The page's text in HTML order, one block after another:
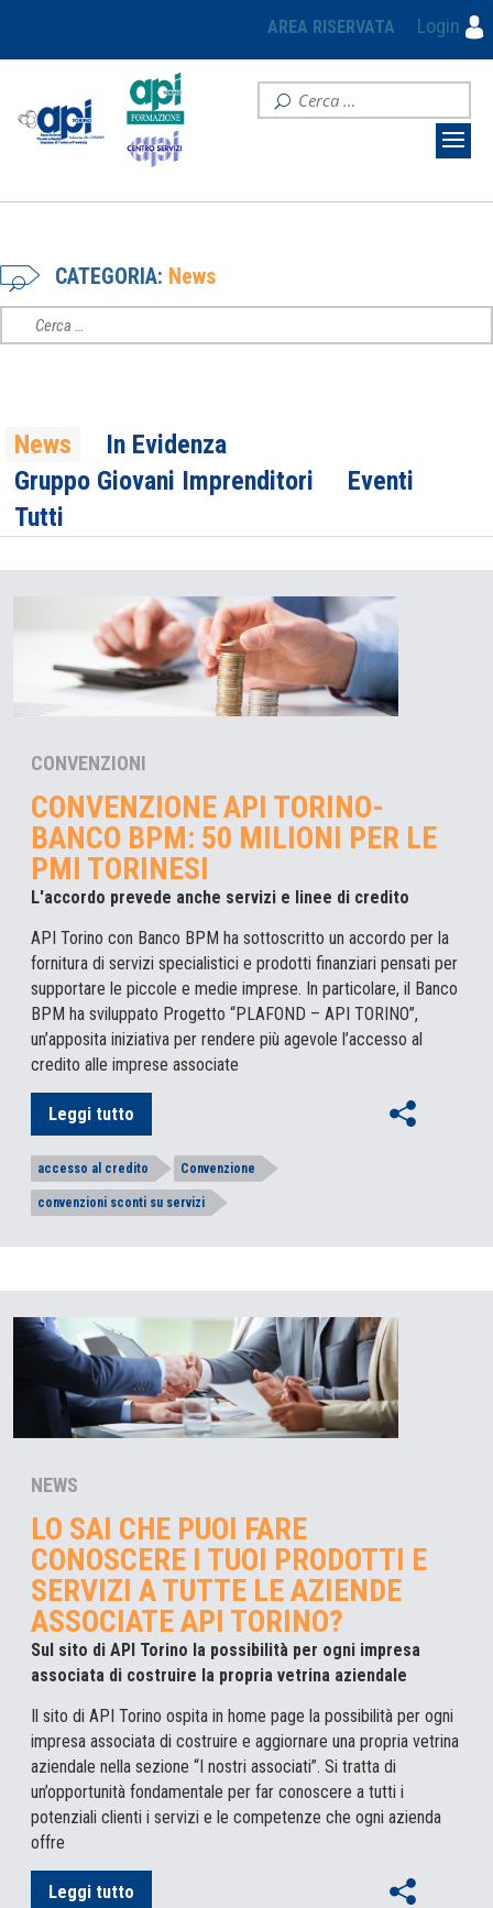
AREA RISERVATA Login
CATEGORIA: News
News
In Evidenza
Gruppo Giovani Imprenditori
Eventi
Tutti
CONVENZIONI
CONVENZIONE API TORINO-
BANCO BPM: 50 MILIONI PER LE
PMI TORINESI
L'accordo prevede anche servizi e linee di credito
API Torino con Banco BPM ha sottoscritto un accordo per la
fornitura di servizi specialistici e prodotti finanziari pensati per
supportare le piccole e medie imprese. In particolare, il Banco
BPM ha sviluppato Progetto “PLAFOND – API TORINO”,
un’apposita iniziativa per rendere più agevole l’accesso al
credito alle imprese associate
Leggi tutto
accesso al credito Convenzione
convenzioni sconti su servizi
NEWS
LO SAI CHE PUOI FARE
CONOSCERE I TUOI PRODOTTI E
SERVIZI A TUTTE LE AZIENDE
ASSOCIATE API TORINO?
Sul sito di API Torino la possibilità per ogni impresa
associata di costruire la propria vetrina aziendale
Il sito di API Torino ospita in home page la possibilità per ogni
impresa associata di costruire e aggiornare una propria vetrina
aziendale nella sezione “I nostri associati”. Si tratta di
un’opportunità fondamentale per far conoscere a tutti i
potenziali clienti i servizi e le competenze che ogni azienda
offre
Leggi tutto